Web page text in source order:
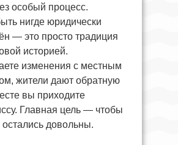
особый процесс.
нигде юридически
— это просто традиция
историей.
изменения с местным
жители дают обратную
вы приходите
Главная цель — чтобы
остались довольны.